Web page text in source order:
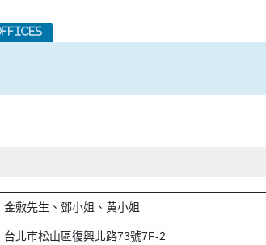
金敷先生、鄧小姐、黄小姐
台北市松山區復興北路73號7F-2